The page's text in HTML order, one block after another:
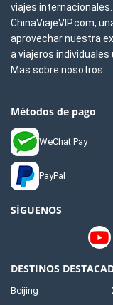
viajes
ChinaViajeVIP.com,
aprovechar nuestra
a viajeros individuales
Mas sobre nosotros.
Métodos de pago
WeChat Pay
PayPal
SÍGUENOS
DESTINOS
Beijing